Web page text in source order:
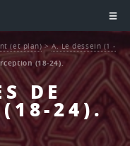
DE
(18-24).
(et plan)>A. Le dessein (1 -
(18-24).